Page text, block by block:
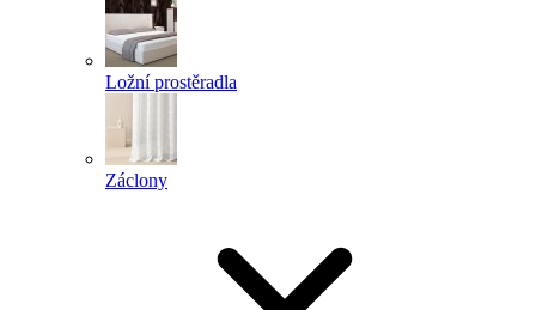
Ložní prostěradla
Záclony